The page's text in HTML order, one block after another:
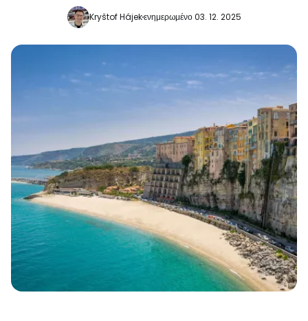
Kryštof Hájekενημερωμένο 03. 12. 2025
Συνεχίστε με το Facebook
Συνεχίστε με email